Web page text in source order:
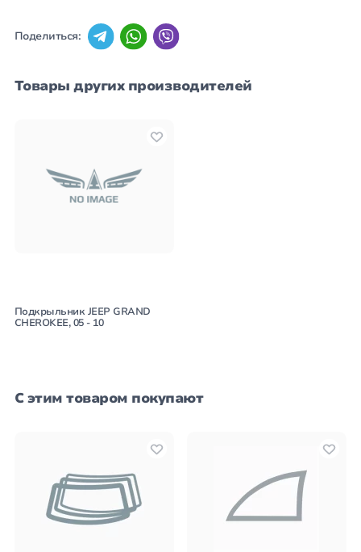
Поделиться:
Товары других производителей
Подкрыльник JEEP GRAND
CHEROKEE, 05 - 10
С этим товаром покупают